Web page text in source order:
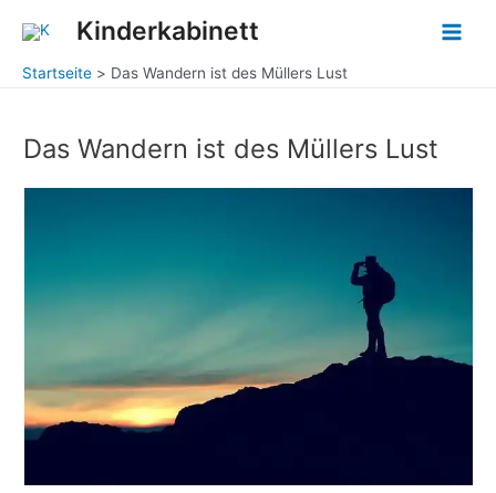
Inhalt
Kinderkabinett
Main
Startseite Das Wandern ist des Müllers Lust
Das Wandern ist des Müllers Lust